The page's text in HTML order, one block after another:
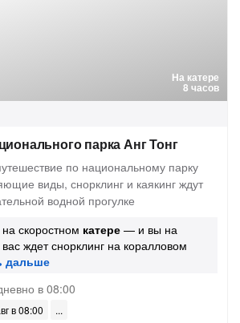
На катере
8 часов
парка Анг Тонг
по национальному парку
виды, снорклинг и каякинг ждут
водной прогулке
скоростном катере — и вы на
ждет снорклинг на коралловом
в 08:00
в 08:00